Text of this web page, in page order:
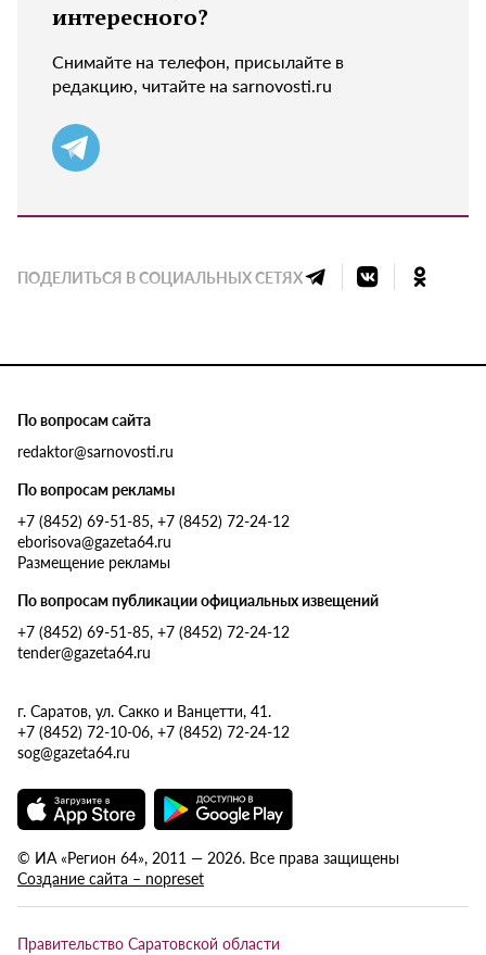
интересного?
Снимайте на телефон, присылайте в
редакцию, читайте на sarnovosti.ru
ПОДЕЛИТЬСЯ В СОЦИАЛЬНЫХ СЕТЯХ
По вопросам сайта
redaktor@sarnovosti.ru
По вопросам рекламы
+7 (8452) 69-51-85, +7 (8452) 72-24-12
eborisova@gazeta64.ru
Размещение рекламы
По вопросам публикации официальных извещений
+7 (8452) 69-51-85, +7 (8452) 72-24-12
tender@gazeta64.ru
г. Саратов, ул. Сакко и Ванцетти, 41.
+7 (8452) 72-10-06, +7 (8452) 72-24-12
sog@gazeta64.ru
© ИА «Регион 64», 2011 — 2026. Все права защищены
Создание сайта – nopreset
Правительство Саратовской области